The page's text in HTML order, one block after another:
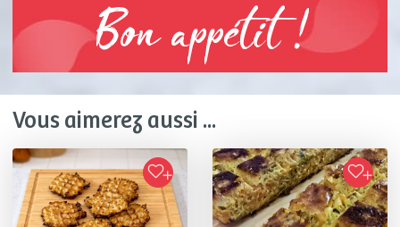
Bon appétit !
Vous aimerez aussi ...